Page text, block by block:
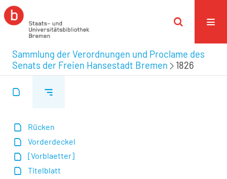
Sammlung der Verordnungen und Proclame des
Senats der Freien Hansestadt Bremen
1826
Rücken
Vorderdeckel
[Vorblaetter]
Titelblatt